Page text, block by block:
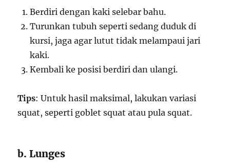
Berdiri dengan kaki selebar bahu.
Turunkan tubuh seperti sedang duduk di
kursi, jaga agar lutut tidak melampaui jari
kaki.
Kembali ke posisi berdiri dan ulangi.
Tips: Untuk hasil maksimal, lakukan variasi
squat, seperti goblet squat atau pula squat.
b. Lunges